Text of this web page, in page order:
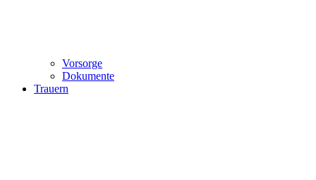
Vorsorge
Dokumente
Trauern